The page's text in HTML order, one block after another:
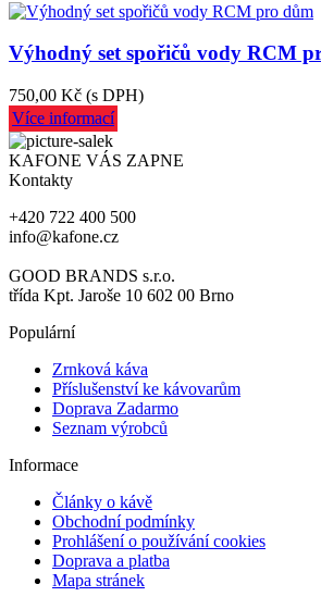
Výhodný set spořičů vody RCM
750,00 Kč (s DPH)
Více informací
KAFONE VÁS ZAPNE
Kontakty
+420 722 400 500
info@kafone.cz
GOOD BRANDS s.r.o.
třída Kpt. Jaroše 10 602 00 Brno
Populární
Zrnková káva
Příslušenství ke kávovarům
Doprava Zadarmo
Seznam výrobců
Informace
Články o kávě
Obchodní podmínky
Prohlášení o používání cookies
Doprava a platba
Mapa stránek